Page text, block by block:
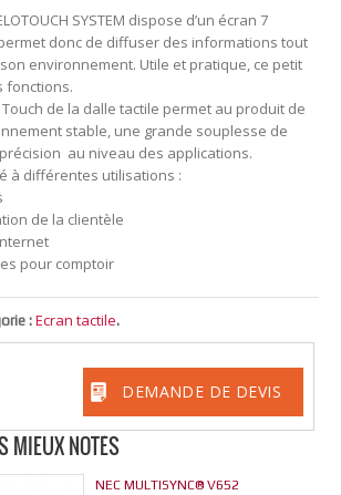
SYSTEM dispose d’un écran 7
donc de diffuser des informations tout
environnement. Utile et pratique, ce petit
fonctions.
Touch de la dalle tactile permet au produit de
stable, une grande souplesse de
au niveau des applications.
à différentes utilisations :
de la clientèle
pour comptoir
: Ecran tactile.
DEMANDE DE DEVIS
MIEUX NOTÉS
NEC MULTISYNC® V652